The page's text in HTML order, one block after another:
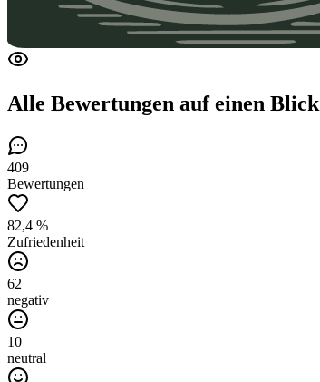
Alle Bewertungen auf einen Blick
409
Bewertungen
82,4 %
Zufriedenheit
62
negativ
10
neutral